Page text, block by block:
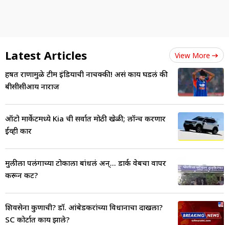
Latest Articles View More
हर्षित राणामुळे टीम इंडियाची नाचक्की! असं काय घडलं की
बीसीसीआय नाराज
ऑटो मार्केटमध्ये Kia ची सर्वात मोठी खेळी; लॉन्च करणार
ईव्ही कार
मुलीला पलंगाच्या टोकाला बांधलं अन्... डार्क वेबचा वापर
करून कट?
शिवसेना कुणाची? डॉ. आंबेडकरांच्या विधानाचा दाखला?
SC कोर्टात काय झाले?